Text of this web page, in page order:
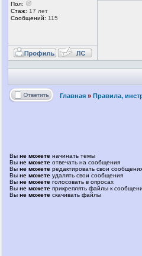
Пол:
Стаж: 17 лет
Сообщений: 115
Главная » Правила,
Вы не можете начинать темы
Вы не можете отвечать на сообщения
Вы не можете редактировать свои
Вы не можете удалять свои сообщения
Вы не можете голосовать в опросах
Вы не можете прикреплять файлы к
Вы не можете скачивать файлы